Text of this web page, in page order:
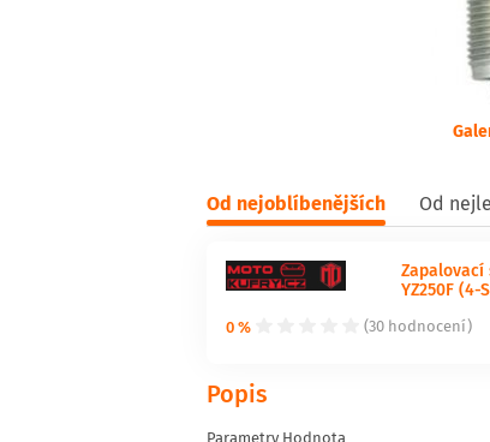
Od nejoblíbenějších Od
0 % (30 hodnocení)
Zapalovací
YZ250F (4-
Popis